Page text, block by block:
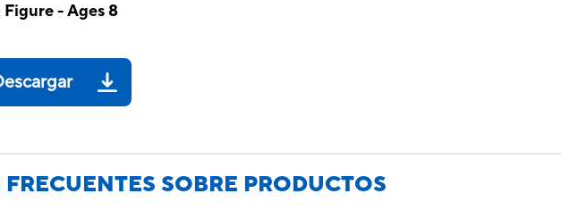
- Ages 8
SOBRE PRODUCTOS